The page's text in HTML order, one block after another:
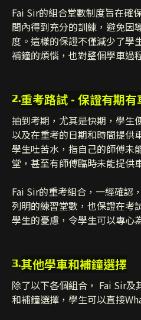
Fai Sir的組合堂數制度旨在確
間內得到充分的訓練，避免因
度。這樣的保證不僅減少了學
補鐘的煩惱，也對整個學車過
2. 重考路試 - 保證有期
抽到考期，尤其是快期，學生
以及在重考的日期和時間提供
學生吐苦水，指自己的師傅未
堂，甚至有師傅臨時未能提供
Fai Sir的重考組合，一經確認
列明的練習堂數，也保證在考
學生的憂慮，令學生可以專心
3. 其他學車和補鐘選擇
除了以下各個組合， Fai Sir
和補鐘選擇，學生可以直接